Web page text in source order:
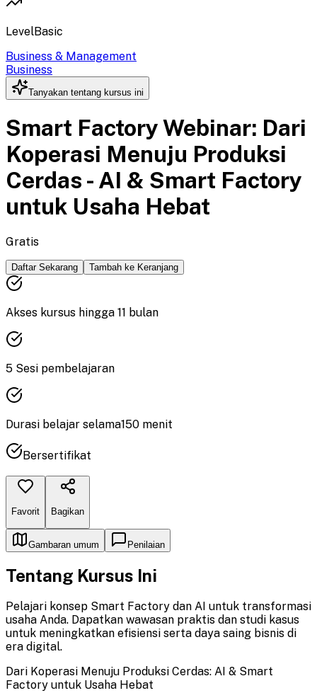
LevelBasic
Business & Management
Business
Tanyakan tentang kursus ini
Smart Factory Webinar: Dari
Koperasi Menuju Produksi
Cerdas - AI & Smart Factory
untuk Usaha Hebat
Gratis
Daftar Sekarang Tambah ke Keranjang
Akses kursus hingga 11 bulan
5 Sesi pembelajaran
Durasi belajar selama150 menit
Bersertifikat
Favorit Bagikan
Gambaran umum Penilaian
Tentang Kursus Ini
Pelajari konsep Smart Factory dan AI untuk transformasi
usaha Anda. Dapatkan wawasan praktis dan studi kasus
untuk meningkatkan efisiensi serta daya saing bisnis di
era digital.
Dari Koperasi Menuju Produksi Cerdas: AI & Smart
Factory untuk Usaha Hebat